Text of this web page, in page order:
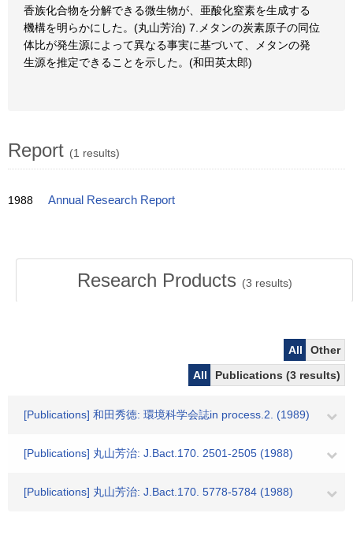
香族化合物を分解できる微生物が、亜酸化窒素を生成する
機構を明らかにした。(丸山芳治) 7.メタンの炭素原子の同位
体比が発生源によって異なる事実に基づいて、メタンの発
生源を推定できることを示した。(和田英太郎)
Report (1 results)
1988 Annual Research Report
Research Products (3 results)
All
Other
All
Publications (3 results)
[Publications] 和田秀徳: 環境科学会誌in process.2. (1989)
[Publications] 丸山芳治: J.Bact.170. 2501-2505 (1988)
[Publications] 丸山芳治: J.Bact.170. 5778-5784 (1988)